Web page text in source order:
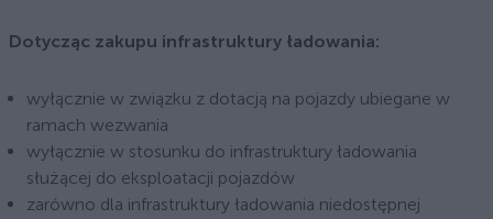
Dotycząc zakupu infrastruktury ładowania:
wyłącznie w związku z dotacją na pojazdy ubiegane w
ramach wezwania
wyłącznie w stosunku do infrastruktury ładowania
służącej do eksploatacji pojazdów
zarówno dla infrastruktury ładowania niedostępnej